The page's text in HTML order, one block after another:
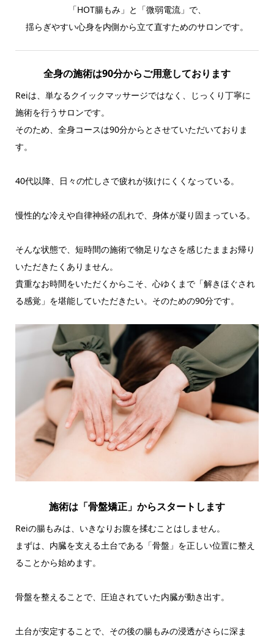
「HOT腸もみ」と「微弱電流」で、
揺らぎやすい心身を内側から立て直すためのサロンです。
全身の施術は90分からご用意しております
Reiは、単なるクイックマッサージではなく、じっくり丁寧に
施術を行うサロンです。
そのため、全身コースは90分からとさせていただいておりま
す。
40代以降、日々の忙しさで疲れが抜けにくくなっている。
慢性的な冷えや自律神経の乱れで、身体が凝り固まっている。
そんな状態で、短時間の施術で物足りなさを感じたままお帰り
いただきたくありません。
貴重なお時間をいただくからこそ、心ゆくまで「解きほぐされ
る感覚」を堪能していただきたい。そのための90分です。
施術は「骨盤矯正」からスタートします
Reiの腸もみは、いきなりお腹を揉むことはしません。
まずは、内臓を支える土台である「骨盤」を正しい位置に整え
ることから始めます。
骨盤を整えることで、圧迫されていた内臓が動き出す。
土台が安定することで、その後の腸もみの浸透がさらに深ま